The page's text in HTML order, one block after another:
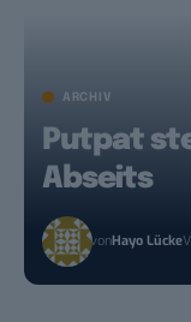
ARCHIV
Putpat
Abseits
vonHayo Lücke